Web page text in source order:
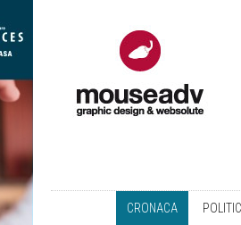
CRONACA